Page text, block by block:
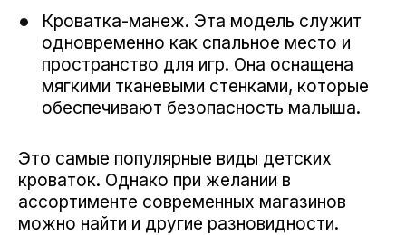
Кроватка-манеж. Эта модель служит
одновременно как спальное место и
пространство для игр. Она оснащена
мягкими тканевыми стенками, которые
обеспечивают безопасность малыша.
Это самые популярные виды детских
кроваток. Однако при желании в
ассортименте современных магазинов
можно найти и другие разновидности.